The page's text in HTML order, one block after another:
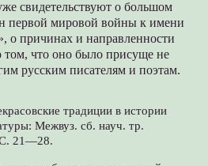
свидетельствуют о большом
первой мировой войны к имени
о причинах и направленности
том, что оно было присуще не
русским писателям и поэтам.
традиции в истории
Межвуз. сб. науч. тр.
С. 21—28.